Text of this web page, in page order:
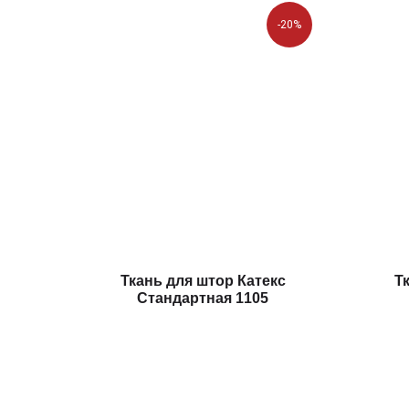
-20%
Ткань для штор Катекс
Стандартная 1105